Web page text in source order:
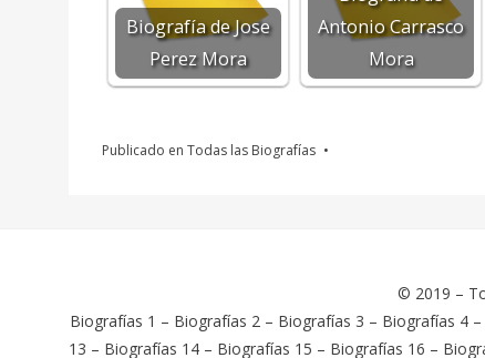
Biografía de Jose
Perez Mora
Antonio Carrasco
Mora
Publicado en Todas las Biografías
© 2019 –
Biografías 1 – Biografías 2 – Biografías 3 – Biografías 4 –
13 – Biografías 14 – Biografías 15 – Biografías 16 –